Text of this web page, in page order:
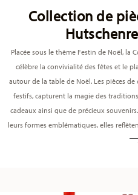
Collection de
Placée sous le thème Festin de Noël, la
célèbre la convivialité des fêtes et le
autour de la table de Noël. Les pièces
festifs, capturent la magie des
cadeaux ainsi que de précieux
leurs formes emblématiques, elles